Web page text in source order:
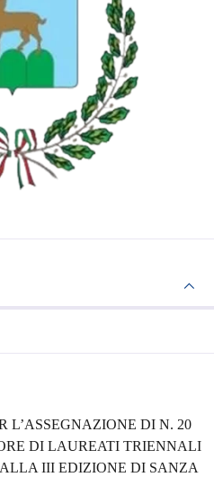
L’ASSEGNAZIONE DI N. 20
DI LAUREATI TRIENNALI
III EDIZIONE DI SANZA